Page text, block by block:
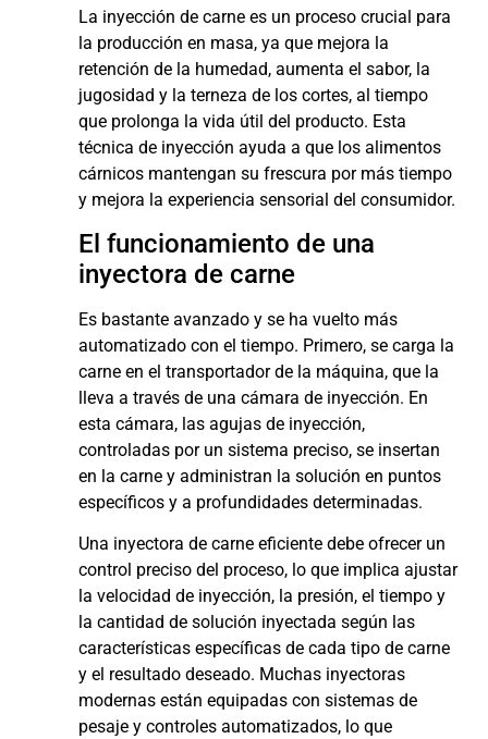
La inyección de carne es un proceso crucial para
la producción en masa, ya que mejora la
retención de la humedad, aumenta el sabor, la
jugosidad y la terneza de los cortes, al tiempo
que prolonga la vida útil del producto. Esta
técnica de inyección ayuda a que los alimentos
cárnicos mantengan su frescura por más tiempo
y mejora la experiencia sensorial del consumidor.
El funcionamiento de una
inyectora de carne
Es bastante avanzado y se ha vuelto más
automatizado con el tiempo. Primero, se carga la
carne en el transportador de la máquina, que la
lleva a través de una cámara de inyección. En
esta cámara, las agujas de inyección,
controladas por un sistema preciso, se insertan
en la carne y administran la solución en puntos
específicos y a profundidades determinadas.
Una inyectora de carne eficiente debe ofrecer un
control preciso del proceso, lo que implica ajustar
la velocidad de inyección, la presión, el tiempo y
la cantidad de solución inyectada según las
características específicas de cada tipo de carne
y el resultado deseado. Muchas inyectoras
modernas están equipadas con sistemas de
pesaje y controles automatizados, lo que